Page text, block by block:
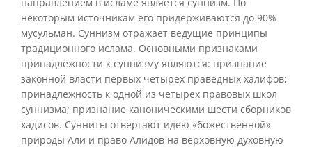
некоторым источникам его придерживаются до 90%
мусульман. Суннизм отражает ведущие принципы
традиционного ислама. Основными признаками
принадлежности к суннизму являются: признание
законной власти первых четырех праведных халифов;
принадлежность к одной из четырех правовых школ
суннизма; признание каноническими шести сборников
хадисов. Сунниты отвергают идею «божественной»
природы Али и право Алидов на верховную духовную